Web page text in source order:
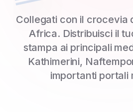
Collegati con il crocevia
Africa. Distribuisci il
stampa ai principali
Kathimerini,
importanti portali